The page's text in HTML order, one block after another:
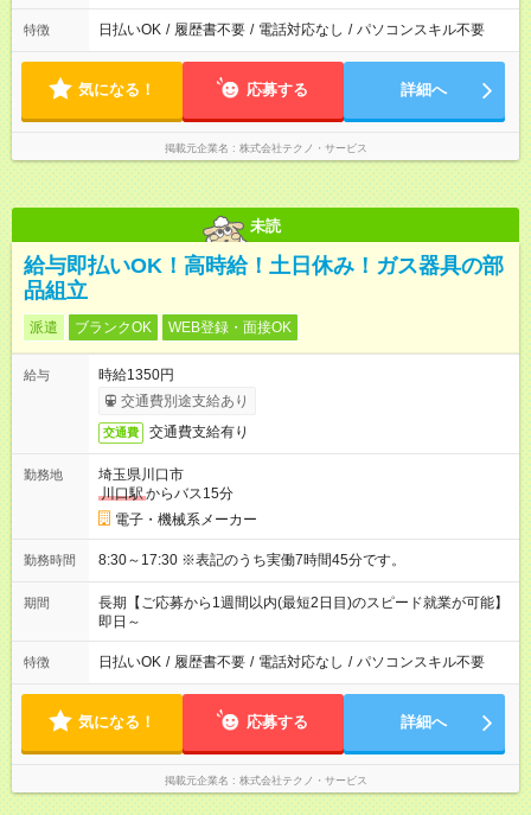
特徴 日払いOK / 履歴書不要 / 電話対応なし / パソコンスキル不要
気になる！ 応募する 詳細へ
掲載元企業名 株式会社テクノ・サービス
未読
給与即払いOK！高時給！土日休み！ガス器具の部
品組立
派遣 ブランクOK WEB登録・面接OK
給与
時給1350円
交通費別途支給あり
交通費 交通費支給有り
勤務地
埼玉県川口市
川口駅からバス15分
電子・機械系メーカー
勤務時間 8:30～17:30 ※表記のうち実働7時間45分です。
期間
長期【ご応募から1週間以内(最短2日目)のスピード就業が可能】
即日～
特徴 日払いOK / 履歴書不要 / 電話対応なし / パソコンスキル不要
気になる！ 応募する 詳細へ
掲載元企業名 株式会社テクノ・サービス